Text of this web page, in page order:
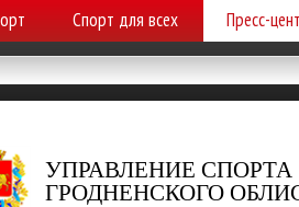
Спорт для всех Пресс-
УПРАВЛЕНИЕ СПОРТА
ГРОДНЕНСКОГО